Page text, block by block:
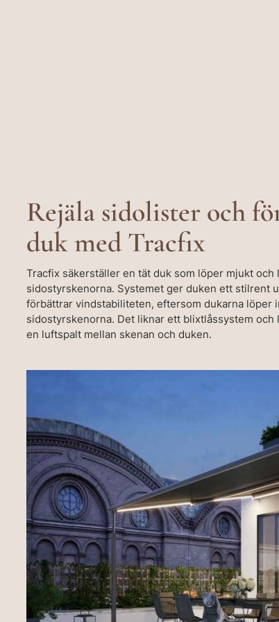
Rejäla sidolister och
duk med Tracfix
Tracfix säkerställer en tät duk som löper mjukt och
sidostyrskenorna. Systemet ger duken ett stilrent
förbättrar vindstabiliteten, eftersom dukarna löper
sidostyrskenorna. Det liknar ett blixtlåssystem och
en luftspalt mellan skenan och duken.